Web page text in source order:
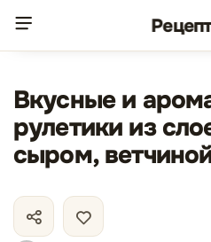
Вкусные и
рулетики из
сыром,